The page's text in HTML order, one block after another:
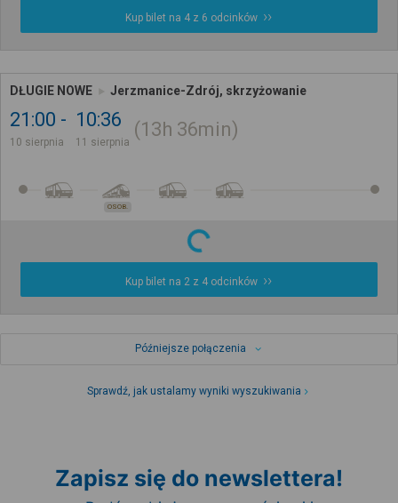
Kup bilet na 4 z 6 odcinków
DŁUGIE NOWE Jerzmanice-Zdrój, skrzyżowanie
21:00
10 sierpnia
10:36
11 sierpnia
13h 36min
OSOB.
Kup bilet na 2 z 4 odcinków
Późniejsze połączenia
Sprawdź, jak ustalamy wyniki wyszukiwania
Zapisz się do newslettera!